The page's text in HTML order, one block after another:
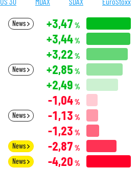
News +3,47 %
+3,44%
+3,22 %
News +2,85 %
+2,49 %
-1,04%
News -1,13 %
-1,23 %
News -2,87 %
News -4,20 %